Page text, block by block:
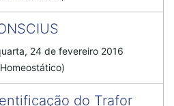
24 de fevereiro 2016
do Trafor